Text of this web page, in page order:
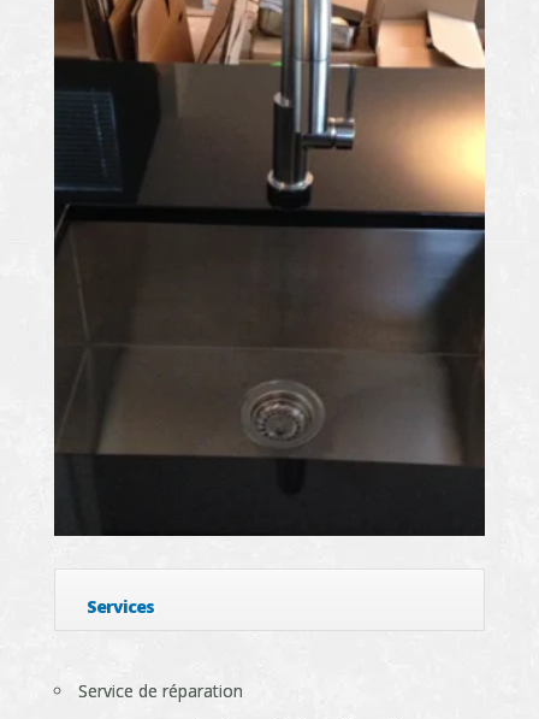
Services
Service de réparation